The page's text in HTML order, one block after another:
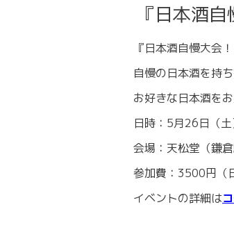
『日本酒
『日本酒自慢大会
自慢の日本酒を持
お好きな日本酒を
日時：5月26日（
会場：天松堂（鎌
参加費：3500円（
イベントの詳細は